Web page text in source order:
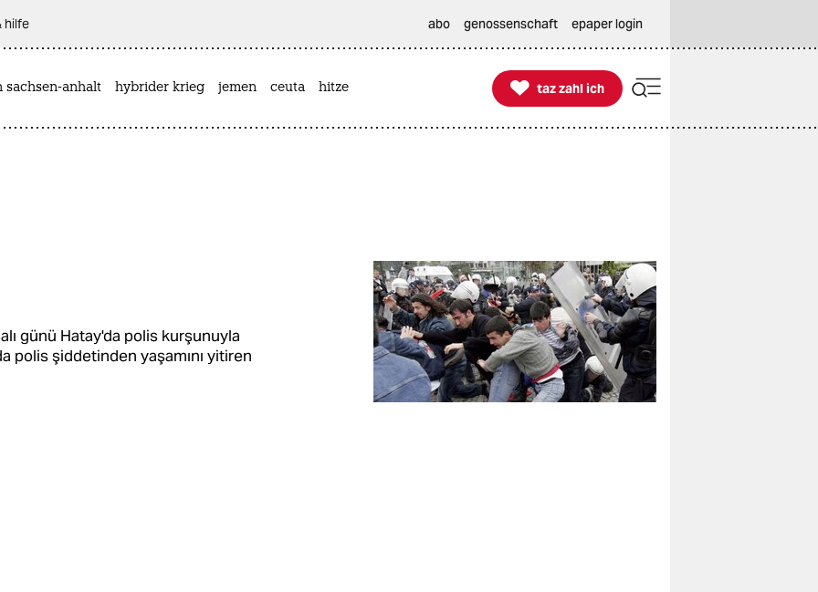
hilfe abo genossenschaft epaper login
sachsen-anhalt hybrider krieg jemen ceuta hitze 
taz zahl ich
taz zahl ich
günü Hatay'da polis kurşunuyla
polis şiddetinden yaşamını yitiren